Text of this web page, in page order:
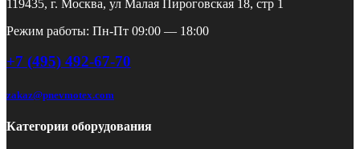
119435, г. Москва, ул Малая Пироговская 18, стр 1
Режим работы: Пн-Пт 09:00 — 18:00
+7 (495) 492-67-70
zakaz@pnevmotex.com
Категории оборудования